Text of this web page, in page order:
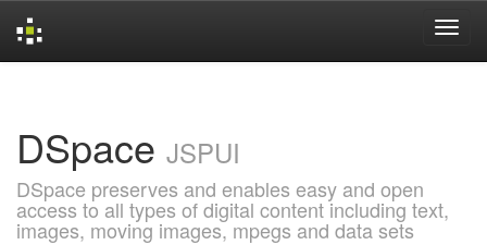
DSpace JSPUI
DSpace preserves and enables easy and open
access to all types of digital content including text,
images, moving images, mpegs and data sets